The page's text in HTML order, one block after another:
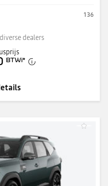
136
dealers
BTWi*